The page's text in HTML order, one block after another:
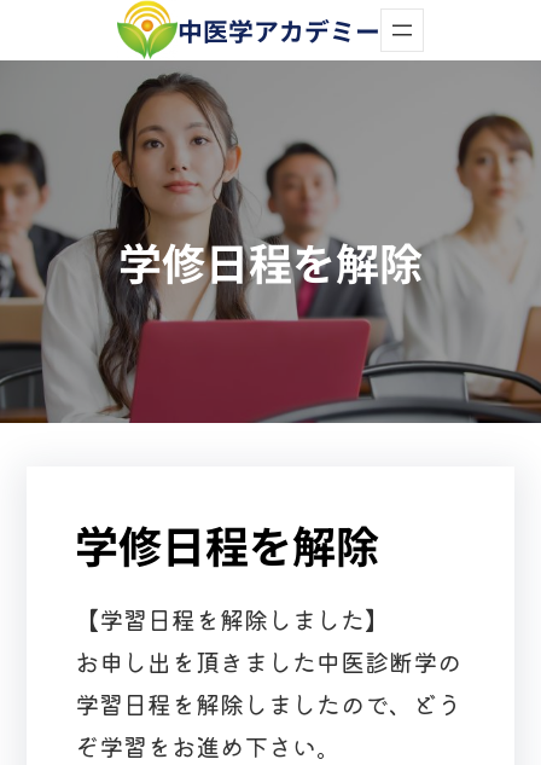
容
ス
キ
ッ
プ
中医学アカデミー
学修日程を解除
学修日程を解除
【学習日程を解除しました】
お申し出を頂きました中医診断学の
学習日程を解除しましたので、どう
ぞ学習をお進め下さい。